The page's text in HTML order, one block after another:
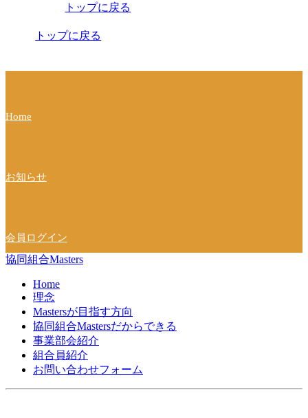
ョ
トップに戻る
トップに戻る
Home
お知らせ
会員ログイン
協同組合Masters
Home
理念
Mastersが目指す方向
協同組合Mastersだからできる
事業部会紹介
組合員紹介
お問い合わせフォーム